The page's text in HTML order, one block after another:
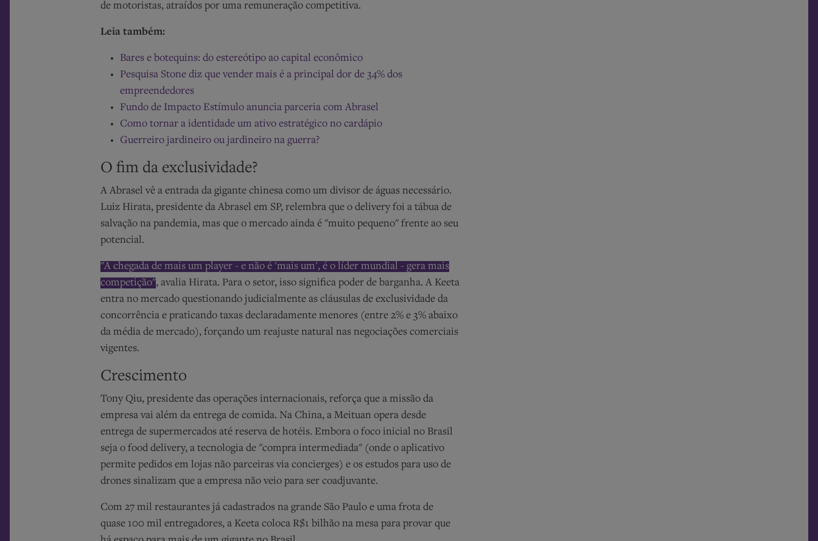
de motoristas, atraídos por uma remuneração competitiva.
Leia também:
Bares e botequins: do estereótipo ao capital econômico
Pesquisa Stone diz que vender mais é a principal dor de 34% dos
empreendedores
Fundo de Impacto Estímulo anuncia parceria com Abrasel
Como tornar a identidade um ativo estratégico no cardápio
Guerreiro jardineiro ou jardineiro na guerra?
O fim da exclusividade?
A Abrasel vê a entrada da gigante chinesa como um divisor de águas necessário.
Luiz Hirata, presidente da Abrasel em SP, relembra que o delivery foi a tábua de
salvação na pandemia, mas que o mercado ainda é "muito pequeno" frente ao seu
potencial.
"A chegada de mais um player - e não é 'mais um', é o líder mundial - gera mais
competição", avalia Hirata. Para o setor, isso significa poder de barganha. A Keeta
entra no mercado questionando judicialmente as cláusulas de exclusividade da
concorrência e praticando taxas declaradamente menores (entre 2% e 3% abaixo
da média de mercado), forçando um reajuste natural nas negociações comerciais
vigentes.
Crescimento
Tony Qiu, presidente das operações internacionais, reforça que a missão da
empresa vai além da entrega de comida. Na China, a Meituan opera desde
entrega de supermercados até reserva de hotéis. Embora o foco inicial no Brasil
seja o food delivery, a tecnologia de "compra intermediada" (onde o aplicativo
permite pedidos em lojas não parceiras via concierges) e os estudos para uso de
drones sinalizam que a empresa não veio para ser coadjuvante.
Com 27 mil restaurantes já cadastrados na grande São Paulo e uma frota de
quase 100 mil entregadores, a Keeta coloca R$1 bilhão na mesa para provar que